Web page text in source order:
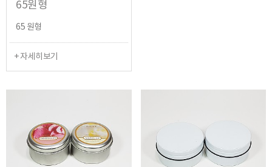
65원형
65 원형
+ 자세히보기